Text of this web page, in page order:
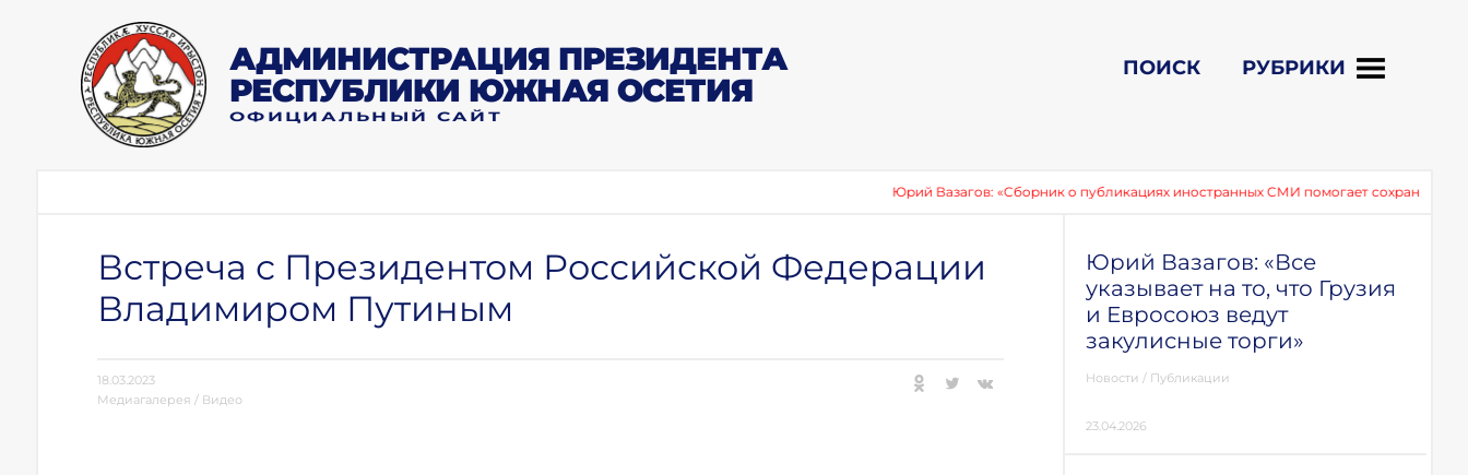
АДМИНИСТРАЦИЯ ПРЕЗИДЕНТА
РЕСПУБЛИКИ ЮЖНАЯ ОСЕТИЯ
ОФИЦИАЛЬНЫЙ САЙТ
ПОИСК РУБРИКИ
Юрий Вазагов: «Сборник о публикациях иностранных СМИ помогает сохранить память
Встреча с Президентом Российской Федерации
Владимиром Путиным
18.03.2023
Медиагалерея / Видео
Юрий Вазагов: «Все
указывает на то, что Грузия
и Евросоюз ведут
закулисные торги»
Новости / Публикации
23.04.2026